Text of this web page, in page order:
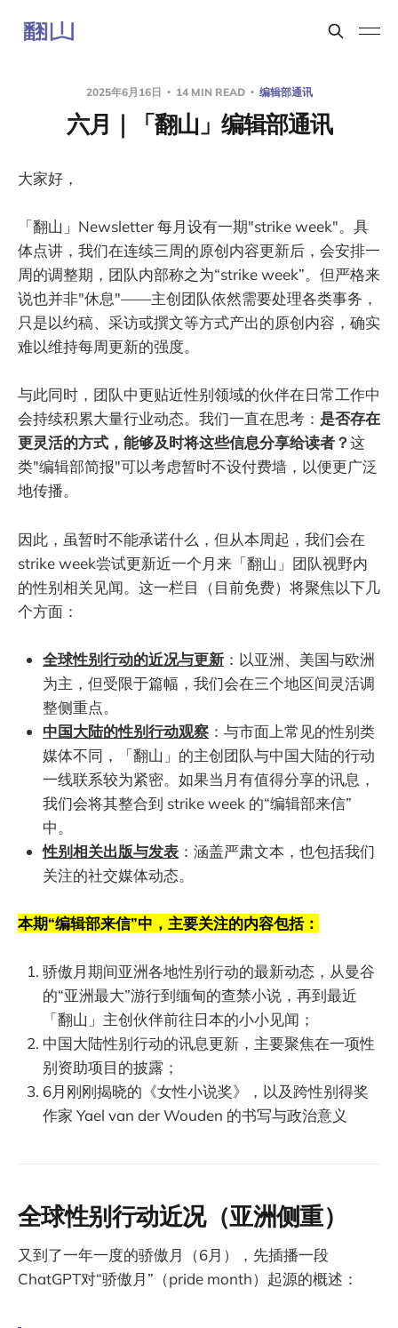
2025年6月16日 14 MIN READ 编辑部通讯
六月｜「翻山」编辑部通讯
大家好，
「翻山」Newsletter 每月设有一期"strike week"。具
体点讲，我们在连续三周的原创内容更新后，会安排一
周的调整期，团队内部称之为“strike week”。但严格来
说也并非"休息"——主创团队依然需要处理各类事务，
只是以约稿、采访或撰文等方式产出的原创内容，确实
难以维持每周更新的强度。
与此同时，团队中更贴近性别领域的伙伴在日常工作中
会持续积累大量行业动态。我们一直在思考： 是否存在
更灵活的方式，能够及时将这些信息分享给读者？这
类"编辑部简报"可以考虑暂时不设付费墙，以便更广泛
地传播。
因此，虽暂时不能承诺什么，但从本周起，我们会在
strike week尝试更新近一个月来「翻山」团队视野内
的性别相关见闻。这一栏目（目前免费）将聚焦以下几
个方面：
全球性别行动的近况与更新 ：以亚洲、美国与欧洲
为主，但受限于篇幅，我们会在三个地区间灵活调
整侧重点。
中国大陆的性别行动观察 ：与市面上常见的性别类
媒体不同，「翻山」的主创团队与中国大陆的行动
一线联系较为紧密。如果当月有值得分享的讯息，
我们会将其整合到 strike week 的“编辑部来信”
中。
性别相关出版与发表 ：涵盖严肃文本，也包括我们
关注的社交媒体动态。
本期“编辑部来信”中，主要关注的内容包括：
骄傲月期间亚洲各地性别行动的最新动态，从曼谷
的“亚洲最大”游行到缅甸的查禁小说，再到最近
「翻山」主创伙伴前往日本的小小见闻；
中国大陆性别行动的讯息更新，主要聚焦在一项性
别资助项目的披露；
6月刚刚揭晓的《女性小说奖》，以及跨性别得奖
作家 Yael van der Wouden 的书写与政治意义
全球性别行动近况（亚洲侧重）
又到了一年一度的骄傲月（6月），先插播一段
ChatGPT对“骄傲月”（pride month）起源的概述：